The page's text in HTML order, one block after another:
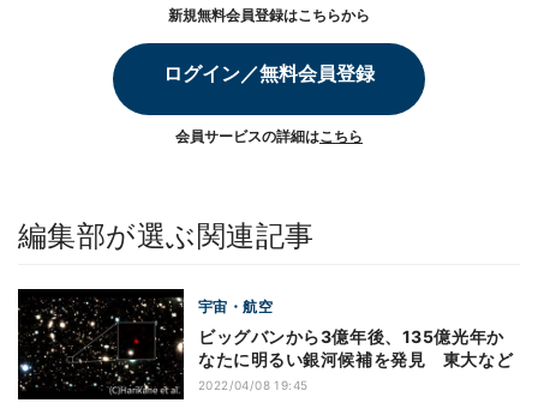
新規無料会員登録はこちらから
ログイン／無料会員登録
会員サービスの詳細はこちら
編集部が選ぶ関連記事
宇宙・航空
ビッグバンから3億年後、135億光年か
なたに明るい銀河候補を発見 東大など
2022/04/08 19:45